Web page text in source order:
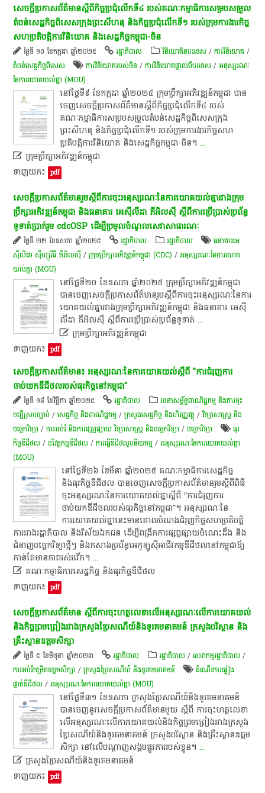
សេចក្តី​ប្រកាស​ព័ត៌មាន​ស្តី​ពី​កិច្ចប្រជុំ​លើក​ទី​៤​ របស់​គណៈកម្មាធិការ​សម្របសម្រួល​
តំបន់​សេដ្ឋកិច្ច​ពិសេស​ក្រុងព្រះសីហនុ​ និង​កិច្ចប្រជុំ​លើក​ទី​១​ របស់​ក្រុមការងារ​កិច្ច​
សហប្រតិបត្តិការ​វិនិយោគ​ និង​សេដ្ឋកិច្ច​កម្ពុជា​-​ចិន
ថ្ងៃទី ១០ ខែកក្កដា ឆ្នាំ២០២៥ រដ្ឋាភិបាល វិនិយោគិនបរទេស /ការវិនិយោគ /
តំបន់សេដ្ឋកិច្ចពិសេស
ការវិនិយោគរបស់ចិន /ការវិនិយោគផ្ទាល់ពីបរទេស /អនុស្សរណៈ
នៃការយោគយល់គ្នា (MOU)
នៅ​ថ្ងៃ​ទី​៩​ ខែកក្កដា​ ឆ្នាំ​២០២៥​ ក្រុមប្រឹក្សា​អភិវឌ្ឍន៍​កម្ពុជា​ បាន​
ចេញ​សេចក្តី​ប្រកាស​ព័ត៌មាន​ស្តី​ពី​កិច្ចប្រជុំ​លើក​ទី​៤​ របស់​
គណៈកម្មាធិការ​សម្របសម្រួល​តំបន់​សេដ្ឋកិច្ច​ពិសេស​ក្រុង
ព្រះសីហនុ​ និង​កិច្ចប្រជុំ​លើក​ទី​១​ របស់​ក្រុមការងារ​កិច្ច​សហ
ប្រតិបត្តិការ​វិនិយោគ​ និង​សេដ្ឋកិច្ច​កម្ពុជា​-​ចិន​។​ ...
 ក្រុមប្រឹក្សាអភិវឌ្ឍន៍កម្ពុជា
ទាញយក៖ pdf
សេចក្តី​ប្រកាស​ព័ត៌មាន​រួម​ស្តី​ពី​ការ​ចុះ​អនុស្សរណៈ​នៃ​ការ​យោគយល់​គ្នា​រវាង​ក្រុម
ប្រឹក្សា​អភិវឌ្ឍន៍​កម្ពុជា​ និង​ធនាគារ​ អេ​ស៊ី​លី​ដា​ ភី​អិ​ល​ស៊ី​ ស្តី​ពី​ការ​ប្រើប្រាស់​ប្រព័ន្ធ​
ទូទាត់​ប្រាក់​រួម​ cdcOSP​ ដើម្បី​ប្រមូល​ចំណូល​សេវា​សាធារណៈ​
ថ្ងៃទី ២២ ខែឧសភា ឆ្នាំ២០២៥ រដ្ឋាភិបាល រដ្ឋាភិបាល
ធនាគារអេ
ស៊ីលីដា ស៊ីឃ្យួរឹធី ភីអិលស៊ី/ក្រុម​ប្រឹក្សា​អភិវឌ្ឍន៍​​កម្ពុជា ​(​CDC​) /អនុស្សរណៈនៃការយោគ
យល់គ្នា (MOU)
នៅ​ថ្ងៃ​ទី​២០​ ខែឧសភា​ ឆ្នាំ​២០២៥​ ក្រុមប្រឹក្សា​អភិវឌ្ឍន៍​កម្ពុជា​
បាន​ចេញ​សេចក្តី​ប្រកាស​ព័ត៌មាន​រួម​ស្តី​ពី​ការ​ចុះ​អនុស្សរណៈ​នៃ​ការ​
យោគយល់​គ្នា​រវាង​ក្រុមប្រឹក្សា​អភិវឌ្ឍន៍​កម្ពុជា​ និង​ធនាគារ​ អេ​ស៊ី​
លី​ដា​ ភី​អិ​ល​ស៊ី​ ស្តី​ពី​ការ​ប្រើប្រាស់​ប្រព័ន្ធ​ទូទាត់ ...
ក្រុមប្រឹក្សាអភិវឌ្ឍន៍កម្ពុជា
ទាញយក៖ pdf
សេចក្តី​ប្រកាស​ព័ត៌មាន​៖​ អនុស្សរណៈនៃការយោគយល់ស្តីពី "ការជំរុញការ
ចាប់យកឌីជីថលរបស់ធុរកិច្ចនៅកម្ពុជា"
ថ្ងៃទី ១៨ ខែវិច្ឆិកា ឆ្នាំ២០២៥ រដ្ឋាភិបាល
រចនាសម្ព័ន្ធពាណិជ្ជកម្ម និងការចុះ
បញ្ជីស្របច្បាប់ /សេដ្ឋកិច្ច និងពាណិជ្ជកម្ម /ក្រសួងសេដ្ឋកិច្ច និងហិរញ្ញវត្ថុ /វិទ្យាសាស្ត្រ និង
បច្ចេកវិទ្យា /ការអប់រំ និងការផ្សព្វផ្សាយ វិទ្យាសាស្ត្រ និងបច្ចេកវិទ្យា /បច្ចេកវិទ្យា
​ធុរ
កិច្ចឌីជីថល /បរិវត្តកម្មឌីជីថល /ការធ្វើឌីជីថលូបនីយកម្ម /អនុស្សរណៈនៃការយោគយល់គ្នា
(MOU)
នៅថ្ងៃទី២៦ ខែមីនា ឆ្នាំ២០២៥ គណៈកម្មាធិការសេដ្ឋកិច្ច
និងធុរកិច្ចឌីជីថល បានចេញសេចក្តីប្រកាសព័ត៌មានរួមស្តីពីពិធី
ចុះអនុស្សរណៈនៃការយោគយល់គ្នាស្តីពី “ការជំរុញការ
ចាប់យកឌីជីថលរបស់ធុរកិច្ចនៅកម្ពុជា”។ អនុស្សរណៈនៃ
ការយោគយល់គ្នានេះមានគោលបំណងជំរុញកិច្ចសហប្រតិបត្តិ
ការរវាងរដ្ឋាភិបាល និងវិស័យឯកជន ដើម្បីពង្រីកការផ្សព្វផ្សាយចំណេះដឹង និង
ជំនាញបច្ចេកវិទ្យាថ្មីៗ និងកសាងប្រព័ន្ធអេកូឡូស៊ីអាជីវកម្មឌីជីថលនៅកម្ពុជាឪ្យ
កាន់តែមានភាពរស់រវើក។...
 គណៈកម្មាធិការសេដ្ឋកិច្ច និងធុរកិច្ចឌីជីថល
ទាញយក៖ pdf
សេចក្តី​ប្រកាស​ព័ត៌មាន​ ស្តី​ពី​ការ​ចុះហត្ថលេខា​លើ​អនុស្សរណៈ​លើ​ការ​យោគយល់​
និង​កិច្ចព្រមព្រៀង​រវាង​ក្រសួង​ប្រៃសណីយ៍​និង​ទូរគមនាគមន៍​ ក្រសួងបរិស្ថាន​ និង​
គ្រឹះស្ថានឧត្ដមសិក្សា​
ថ្ងៃទី ៥ ខែមិថុនា ឆ្នាំ២០២៣ រដ្ឋាភិបាល រដ្ឋាភិបាល /សេវាកម្មរដ្ឋាភិបាល /
ការអប់រំកម្រិតឧត្តមសិក្សា /ក្រសួងប្រៃសណីយ៍ និងទូរគមនាគមន៍
ដំណើរការផ្ទៀង
ផ្ទាត់ឌីជីថល /អនុស្សរណៈនៃការយោគយល់គ្នា (MOU)
​នៅ​ថ្ងៃ​ទី​៣១​ ខែឧសភា​ ក្រសួង​ប្រៃសណីយ៍​និង​ទូរគមនាគមន៍​
បាន​ចេញ​នូវ​សេចក្តី​ប្រកាស​ព័ត៌មាន​មួយ​ ស្តី​ពី​ ការ​ចុះហត្ថលេខា​
លើ​អនុស្សរណៈ​លើ​ការ​យោគយល់​និង​កិច្ចព្រមព្រៀង​រវាង​ក្រសួង​
ប្រៃសណីយ៍​និង​ទូរគមនាគមន៍​ ក្រសួងបរិស្ថាន​ និង​គ្រឹះស្ថានឧត្ដម
សិក្សា​ នៅ​លើ​បណ្តាញ​សង្គម​ផ្លូវការ​របស់​ខ្លួន​។​ ...
 ក្រសួងប្រៃសណីយ៍និងទូរគមនាគមន៍
ទាញយក៖ pdf